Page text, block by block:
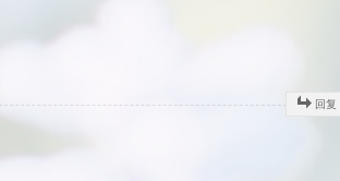
回复